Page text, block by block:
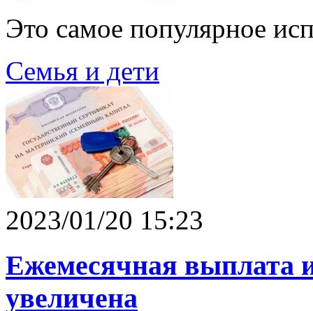
Это самое популярное
Семья и дети
2023/01/20 15:23
Ежемесячная выплата
увеличена